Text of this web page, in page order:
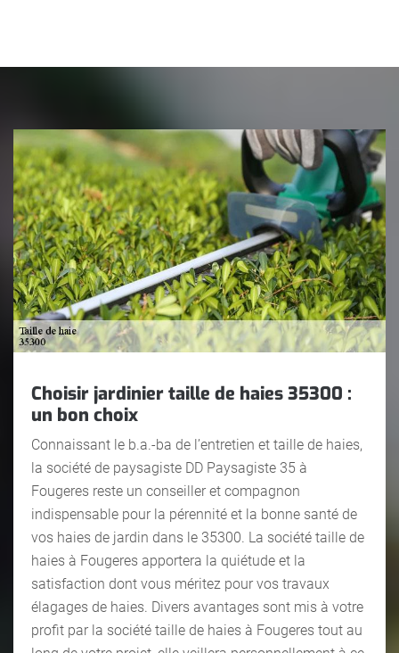
Choisir jardinier taille de haies 35300 :
un bon choix
Connaissant le b.a.-ba de l’entretien et taille de haies,
la société de paysagiste DD Paysagiste 35 à
Fougeres reste un conseiller et compagnon
indispensable pour la pérennité et la bonne santé de
vos haies de jardin dans le 35300. La société taille de
haies à Fougeres apportera la quiétude et la
satisfaction dont vous méritez pour vos travaux
élagages de haies. Divers avantages sont mis à votre
profit par la société taille de haies à Fougeres tout au